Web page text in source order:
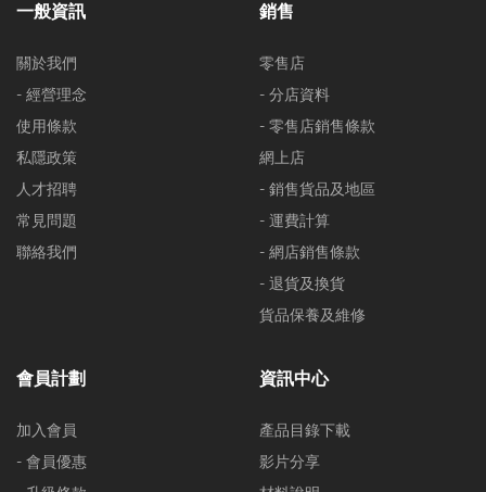
一般資訊
關於我們
- 經營理念
使用條款
私隱政策
人才招聘
常見問題
聯絡我們
銷售
零售店
- 分店資料
- 零售店銷售條款
網上店
- 銷售貨品及地區
- 運費計算
- 網店銷售條款
- 退貨及換貨
貨品保養及維修
會員計劃
加入會員
- 會員優惠
資訊中心
產品目錄下載
影片分享